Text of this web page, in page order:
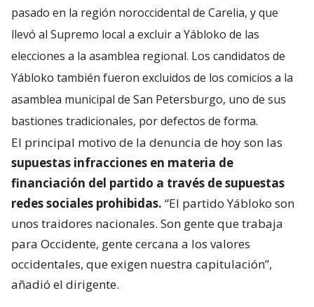
pasado en la región noroccidental de Carelia, y que
llevó al Supremo local a excluir a Yábloko de las
elecciones a la asamblea regional. Los candidatos de
Yábloko también fueron excluidos de los comicios a la
asamblea municipal de San Petersburgo, uno de sus
bastiones tradicionales, por defectos de forma.
El principal motivo de la denuncia de hoy son las
supuestas infracciones en materia de
financiación del partido a través de supuestas
redes sociales prohibidas. “El partido Yábloko son
unos traidores nacionales. Son gente que trabaja
para Occidente, gente cercana a los valores
occidentales, que exigen nuestra capitulación”,
añadió el dirigente.